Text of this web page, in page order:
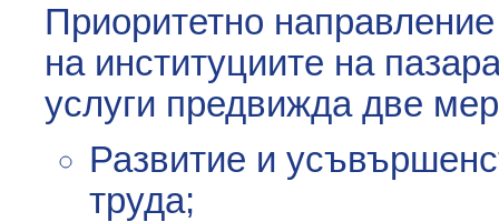
Приоритетно
на институциите на
услуги предвижда две
Развитие и
труда;